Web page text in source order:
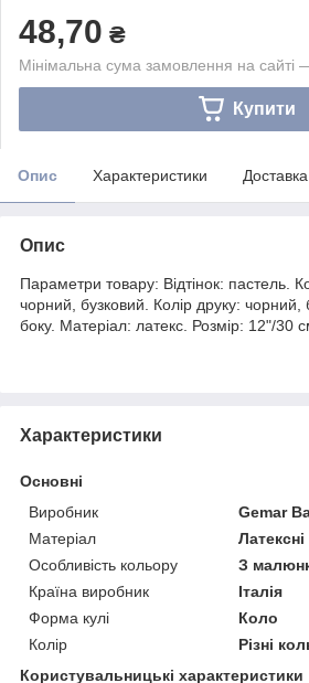
48,70 ₴
Мінімальна сума замовлення на сайті
Купити
Опис Характеристики Доставка
Опис
Параметри товару: Відтінок: пастель.
чорний, бузковий. Колір друку: чорний,
боку. Матеріал: латекс. Розмір: 12"/30
Характеристики
Основні
Виробник
Gemar
Матеріал
Латексні
Особливість кольору
З
Країна виробник
Італія
Форма кулі
Коло
Колір
Різні
Користувальницькі характеристики